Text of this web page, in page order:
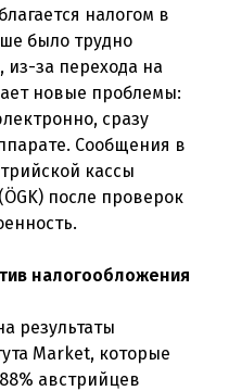
налогом в
было трудно
из-за перехода на
новые проблемы:
сразу
Сообщения в
кассы
после проверок
налогообложения
результаты
Market, которые
австрийцев